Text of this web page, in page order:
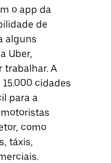
o app da
de
alguns
Uber,
trabalhar. A
cidades
para a
como
táxis,